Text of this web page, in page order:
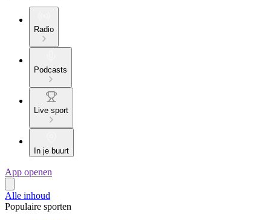
Radio
Podcasts
Live sport
In je buurt
App openen
Alle inhoud
Populaire sporten